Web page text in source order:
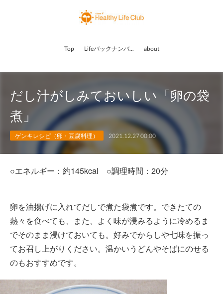
Top Lifeバックナンバー about
だし汁がしみておいしい「卵の袋
煮」
ゲンキレシピ（卵・豆腐料理） 2021.12.27 00:00
○エネルギー：約145kcal ○調理時間：20分
卵を油揚げに入れてだしで煮た袋煮です。できたての
熱々を食べても、また、よく味が浸みるように冷めるま
でそのまま浸けておいても。好みでからしや七味を振っ
てお召し上がりください。温かいうどんやそばにのせる
のもおすすめです。